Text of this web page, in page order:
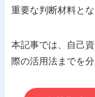
重要な判断材料とな
本記事では、自己
際の活用法までを